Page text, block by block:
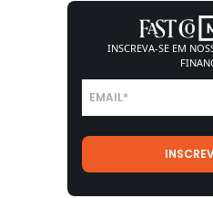
INSCREVA-SE EM